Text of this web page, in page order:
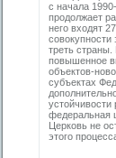
с начала
продолжает
него входят
треть страны.
повышенное
объектов-
субъектах
устойчивости
федеральная
Церковь не
этого